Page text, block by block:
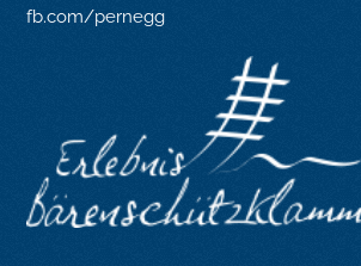
fb.com/pernegg